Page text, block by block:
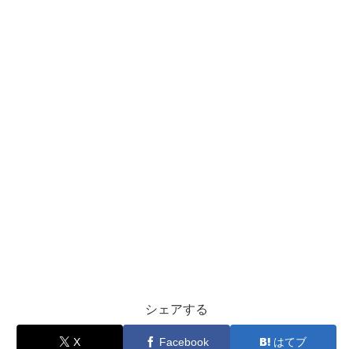
シェアする
X Facebook はてブ